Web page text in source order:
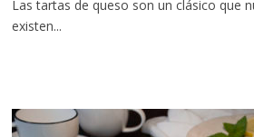
Las tartas de queso son un clásico que
existen...